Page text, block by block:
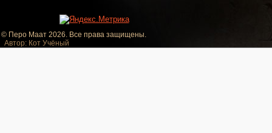
© Перо Маат 2026. Все права защищены.
Автор: Кот Учёный